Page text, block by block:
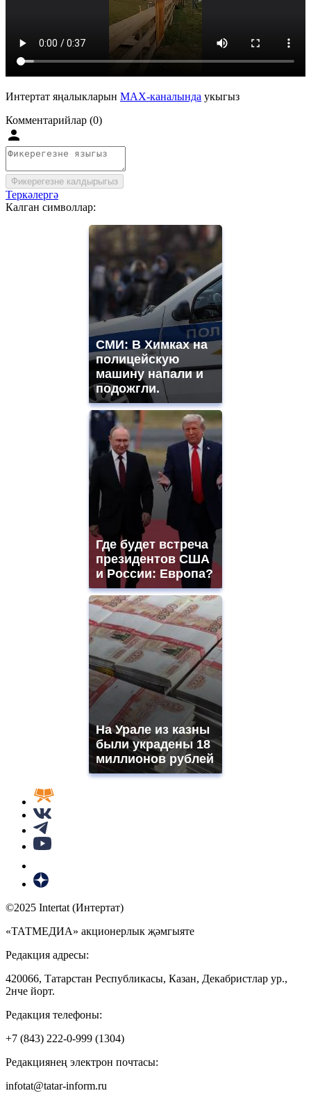
Интертат яңалыкларын MAX-каналында укыгыз
Комментарийлар (0)
Фикерегезне калдырыгыз
Теркәлергә
Калган символлар:
СМИ: В Химках на
полицейскую
машину напали и
подожгли.
Где будет встреча
президентов США
и России: Европа?
На Урале из казны
были украдены 18
миллионов рублей
©2025 Intertat (Интертат)
«ТАТМЕДИА» акционерлык җәмгыяте
Редакция адресы:
420066, Татарстан Республикасы, Казан, Декабристлар ур.,
2нче йорт.
Редакция телефоны:
+7 (843) 222-0-999 (1304)
Редакциянең электрон почтасы:
infotat@tatar-inform.ru